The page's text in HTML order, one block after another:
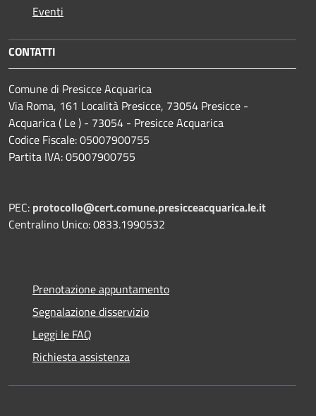
Eventi
CONTATTI
Comune di Presicce Acquarica
Via Roma, 161 Località Presicce, 73054 Presicce -
Acquarica ( Le ) - 73054 - Presicce Acquarica
Codice Fiscale: 05007900755
Partita IVA: 05007900755
PEC: protocollo@cert.comune.presicceacquarica.le.it
Centralino Unico: 0833.1990532
Prenotazione appuntamento
Segnalazione disservizio
Leggi le FAQ
Richiesta assistenza